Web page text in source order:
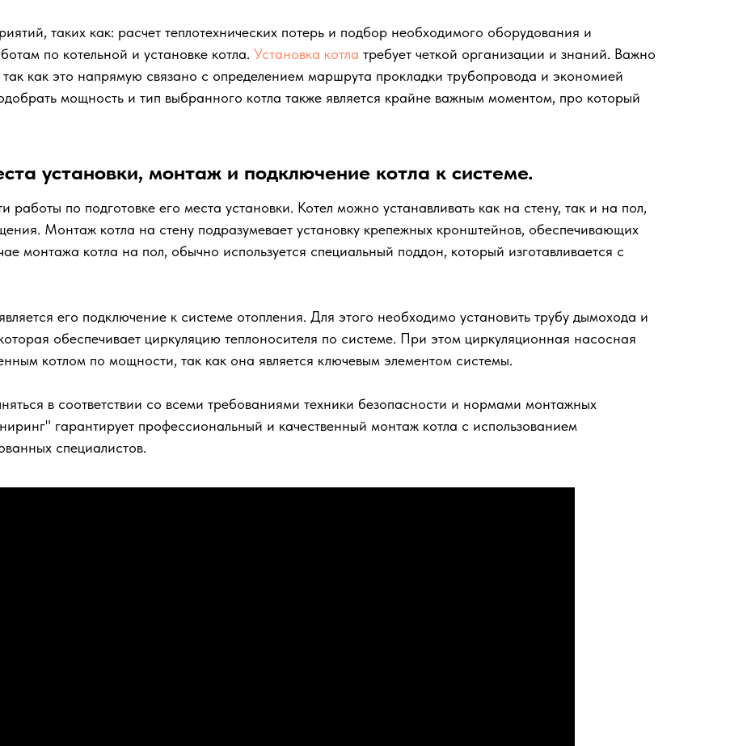
таких как: расчет теплотехнических потерь и подбор необходимого оборудования и
по котельной и установке котла. Установка котла требует четкой организации и знаний. Важно
так как это напрямую связано с определением маршрута прокладки трубопровода и экономией
мощность и тип выбранного котла также является крайне важным моментом, про который
установки, монтаж и подключение котла к системе.
по подготовке его места установки. Котел можно устанавливать как на стену, так и на пол,
Монтаж котла на стену подразумевает установку крепежных кронштейнов, обеспечивающих
монтажа котла на пол, обычно используется специальный поддон, который изготавливается с
его подключение к системе отопления. Для этого необходимо установить трубу дымохода и
обеспечивает циркуляцию теплоносителя по системе. При этом циркуляционная насосная
котлом по мощности, так как она является ключевым элементом системы.
в соответствии со всеми требованиями техники безопасности и нормами монтажных
гарантирует профессиональный и качественный монтаж котла с использованием
специалистов.